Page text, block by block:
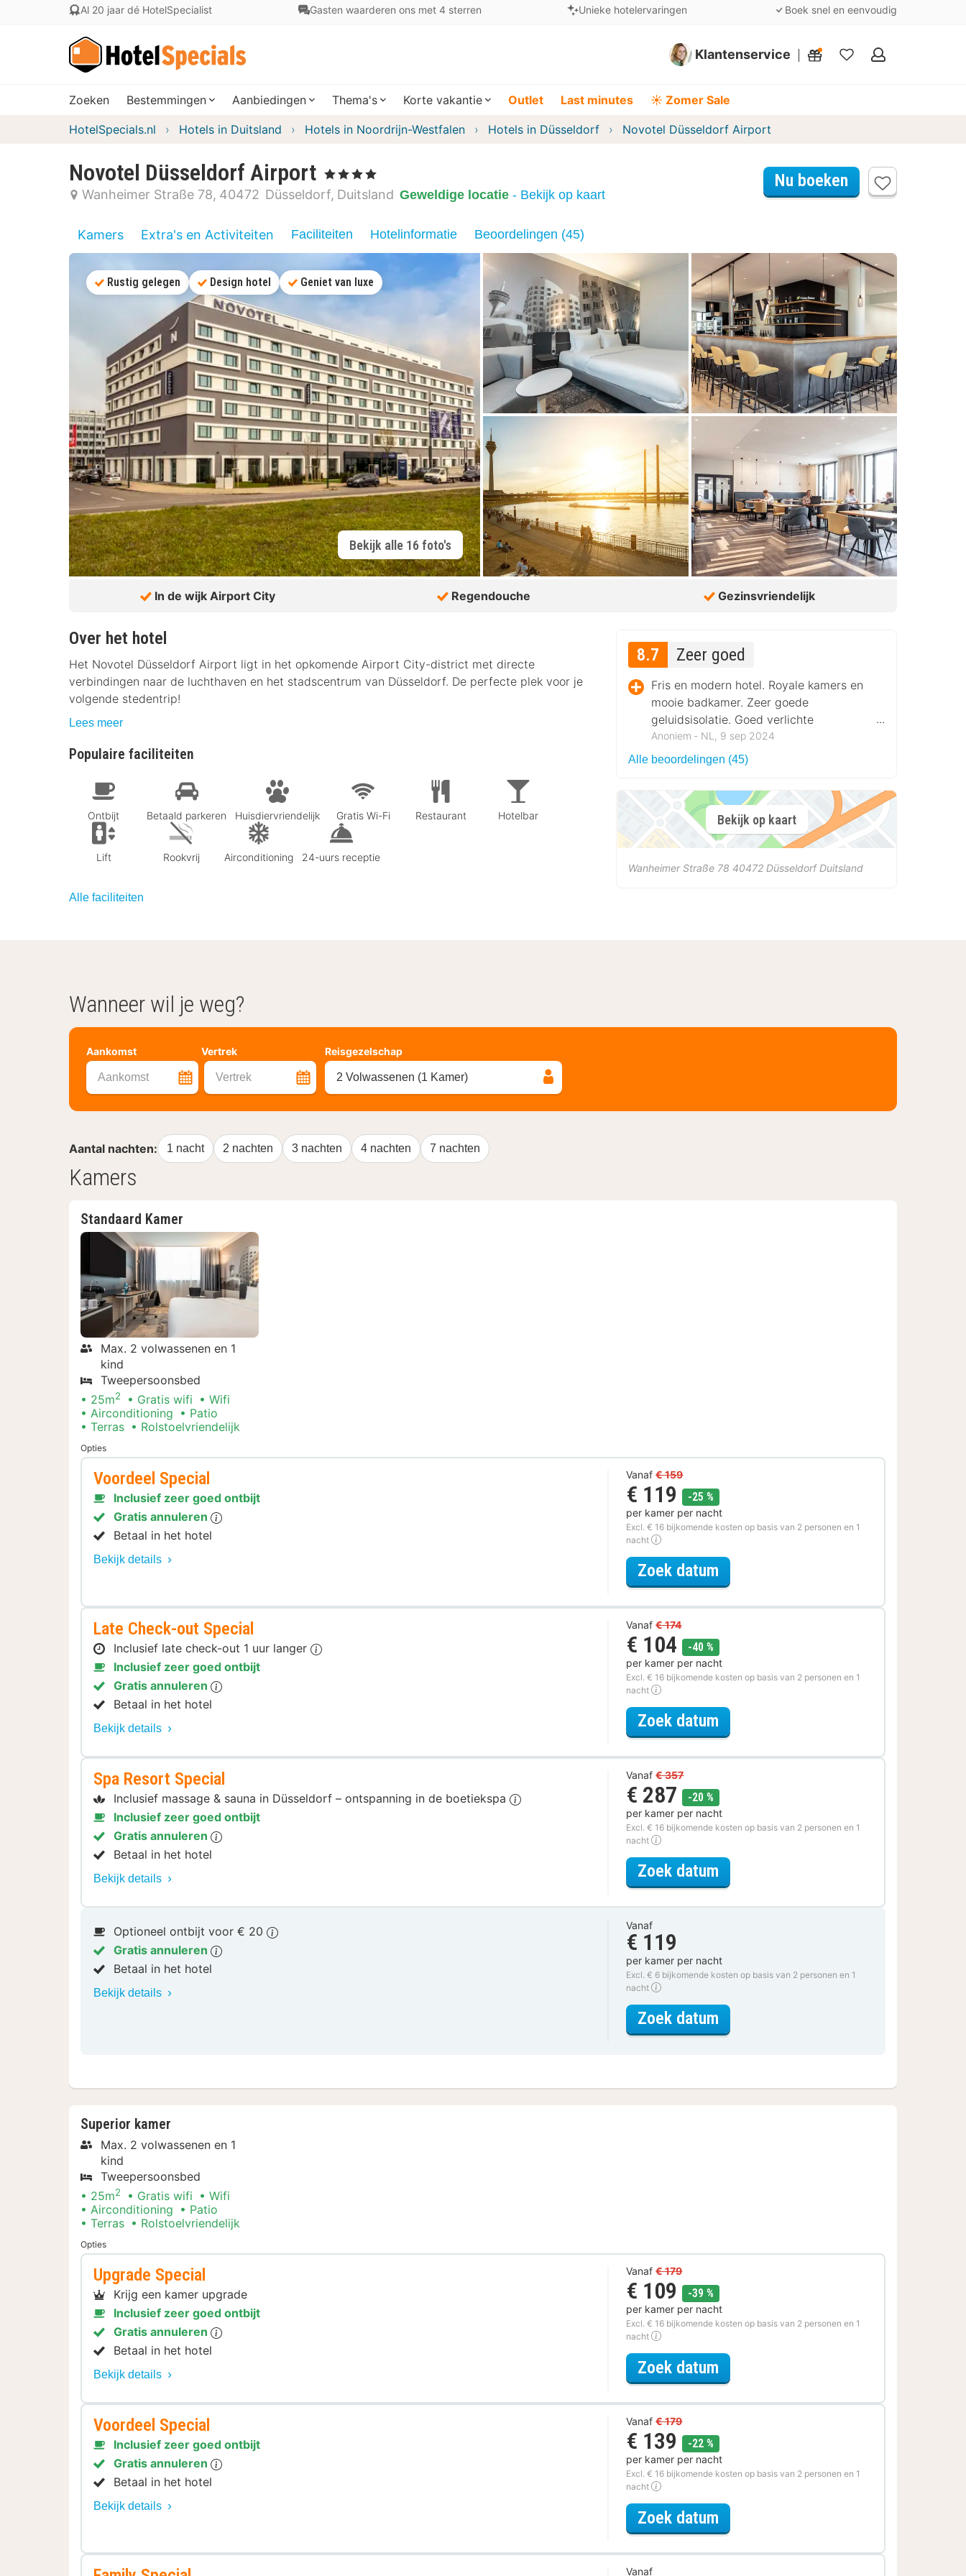
Al 20 jaar dé HotelSpecialist Gasten waarderen ons met 4 sterren Unieke hotelervaringen Boek snel en eenvoudig
Klantenservice
Mijn
Zoeken Bestemmingen Aanbiedingen Thema's Korte vakantie Outlet Last minutes ☀️ Zomer Sale
HotelSpecials.nl Hotels in Duitsland Hotels in Noordrijn-Westfalen Hotels in Düsseldorf Novotel Düsseldorf Airport
Novotel Düsseldorf Airport , 4 Sterren
Wanheimer Straße 78 40472 Düsseldorf Duitsland Geweldige locatie - Bekijk op kaart
Nu boeken
Kamers Extra's en Activiteiten Faciliteiten Hotelinformatie Beoordelingen (45)
Bekijk alle 16 foto's
Rustig gelegen Design hotel Geniet van luxe
In de wijk Airport City Regendouche Gezinsvriendelijk
Over het hotel
Het Novotel Düsseldorf Airport ligt in het opkomende Airport City-district met directe
verbindingen naar de luchthaven en het stadscentrum van Düsseldorf. De perfecte plek voor je
volgende stedentrip!
Lees meer
Populaire faciliteiten
Ontbijt Betaald parkeren Huisdiervriendelijk Gratis Wi-Fi Restaurant Hotelbar
Lift Rookvrij Airconditioning 24-uurs receptie
Alle faciliteiten
8.7 Zeer goed
Fris en modern hotel. Royale kamers en
mooie badkamer. Zeer goede
geluidsisolatie. Goed verlichte
parkeergarage.
Anoniem ‐ NL, 9 sep 2024
Alle beoordelingen (45)
Bekijk op kaart
Wanheimer Straße 78 40472 Düsseldorf Duitsland
Wanneer wil je weg?
Aankomst Vertrek
Aankomst Vertrek
Reisgezelschap
2 Volwassenen (1 Kamer)
Aantal nachten: 1 nacht 2 nachten 3 nachten 4 nachten 7 nachten
Kamers
Standaard Kamer
Max. 2 volwassenen en 1
kind
Tweepersoonsbed
25m2 Gratis wifi
Wifi
Airconditioning
Patio
Terras
Rolstoelvriendelijk
Opties
Voordeel Special
Inclusief zeer goed ontbijt
Gratis annuleren
Betaal in het hotel
Bekijk details
Vanaf € 159
€ 119 -25 %
per kamer per nacht
Excl. € 16 bijkomende kosten op basis van 2 personen en 1
nacht
Zoek datum
Late Check-out Special
Inclusief late check-out 1 uur langer
Inclusief zeer goed ontbijt
Gratis annuleren
Betaal in het hotel
Bekijk details
Vanaf € 174
€ 104 -40 %
per kamer per nacht
Excl. € 16 bijkomende kosten op basis van 2 personen en 1
nacht
Zoek datum
Spa Resort Special
Inclusief massage & sauna in Düsseldorf – ontspanning in de boetiekspa
Inclusief zeer goed ontbijt
Gratis annuleren
Betaal in het hotel
Bekijk details
Vanaf € 357
€ 287 -20 %
per kamer per nacht
Excl. € 16 bijkomende kosten op basis van 2 personen en 1
nacht
Zoek datum
Optioneel ontbijt voor € 20
Gratis annuleren
Betaal in het hotel
Bekijk details
Vanaf
€ 119
per kamer per nacht
Excl. € 6 bijkomende kosten op basis van 2 personen en 1
nacht
Zoek datum
Superior kamer
Max. 2 volwassenen en 1
kind
Tweepersoonsbed
25m2 Gratis wifi
Wifi
Airconditioning
Patio
Terras
Rolstoelvriendelijk
Opties
Upgrade Special
Krijg een kamer upgrade
Inclusief zeer goed ontbijt
Gratis annuleren
Betaal in het hotel
Bekijk details
Vanaf € 179
€ 109 -39 %
per kamer per nacht
Excl. € 16 bijkomende kosten op basis van 2 personen en 1
nacht
Zoek datum
Voordeel Special
Inclusief zeer goed ontbijt
Gratis annuleren
Betaal in het hotel
Bekijk details
Vanaf € 179
€ 139 -22 %
per kamer per nacht
Excl. € 16 bijkomende kosten op basis van 2 personen en 1
nacht
Zoek datum
Vanaf